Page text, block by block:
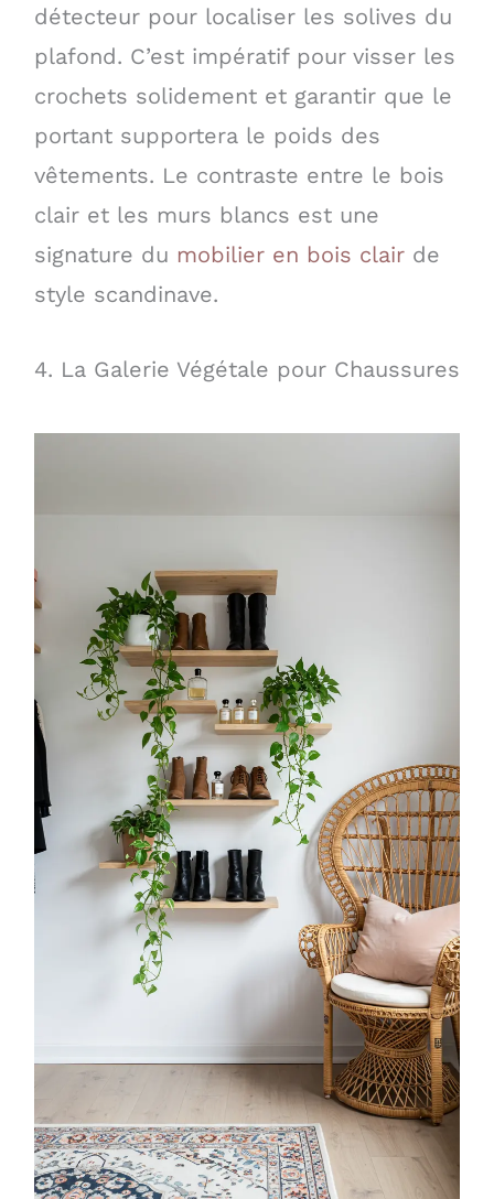
détecteur pour localiser les solives du
plafond. C’est impératif pour visser les
crochets solidement et garantir que le
portant supportera le poids des
vêtements. Le contraste entre le bois
clair et les murs blancs est une
signature du mobilier en bois clairde
style scandinave.
4. La Galerie Végétale pour Chaussures